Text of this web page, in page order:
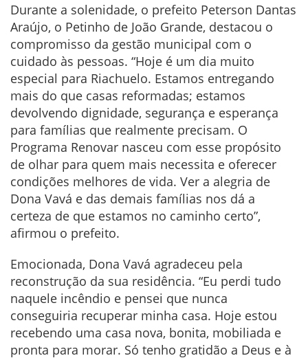
Durante a solenidade, o prefeito Peterson Dantas
Araújo, o Petinho de João Grande, destacou o
compromisso da gestão municipal com o
cuidado às pessoas. “Hoje é um dia muito
especial para Riachuelo. Estamos entregando
mais do que casas reformadas; estamos
devolvendo dignidade, segurança e esperança
para famílias que realmente precisam. O
Programa Renovar nasceu com esse propósito
de olhar para quem mais necessita e oferecer
condições melhores de vida. Ver a alegria de
Dona Vavá e das demais famílias nos dá a
certeza de que estamos no caminho certo”,
afirmou o prefeito.
Emocionada, Dona Vavá agradeceu pela
reconstrução da sua residência. “Eu perdi tudo
naquele incêndio e pensei que nunca
conseguiria recuperar minha casa. Hoje estou
recebendo uma casa nova, bonita, mobiliada e
pronta para morar. Só tenho gratidão a Deus e à